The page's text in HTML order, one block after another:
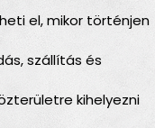
el, mikor történjen
szállítás és
kihelyezni